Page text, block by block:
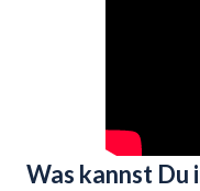
Was kannst Du